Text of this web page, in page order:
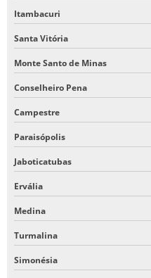
Itambacuri
Santa Vitória
Monte Santo de Minas
Conselheiro Pena
Campestre
Paraisópolis
Jaboticatubas
Ervália
Medina
Turmalina
Simonésia